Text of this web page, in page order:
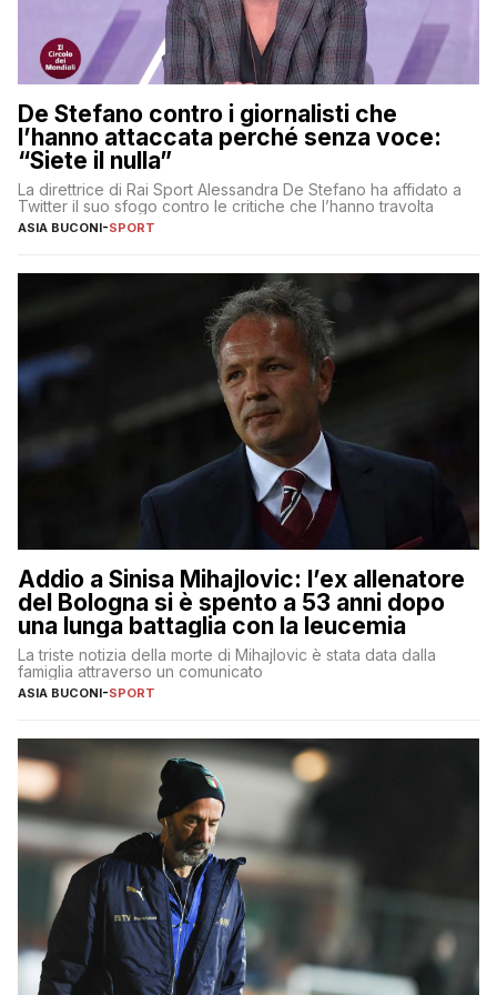
De Stefano contro i giornalisti che
l’hanno attaccata perché senza voce:
“Siete il nulla”
La direttrice di Rai Sport Alessandra De Stefano ha affidato a
Twitter il suo sfogo contro le critiche che l’hanno travolta
ASIA BUCONI-SPORT
Addio a Sinisa Mihajlovic: l’ex allenatore
del Bologna si è spento a 53 anni dopo
una lunga battaglia con la leucemia
La triste notizia della morte di Mihajlovic è stata data dalla
famiglia attraverso un comunicato
ASIA BUCONI-SPORT